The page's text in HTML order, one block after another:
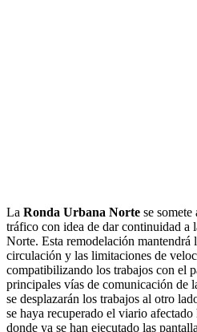
La Ronda Urbana Norte se
tráfico con idea de dar continuidad a
Norte. Esta remodelación mantendrá
circulación y las limitaciones de
compatibilizando los trabajos con el
principales vías de comunicación de
se desplazarán los trabajos al otro
se haya recuperado el viario afectado
donde ya se han ejecutado las